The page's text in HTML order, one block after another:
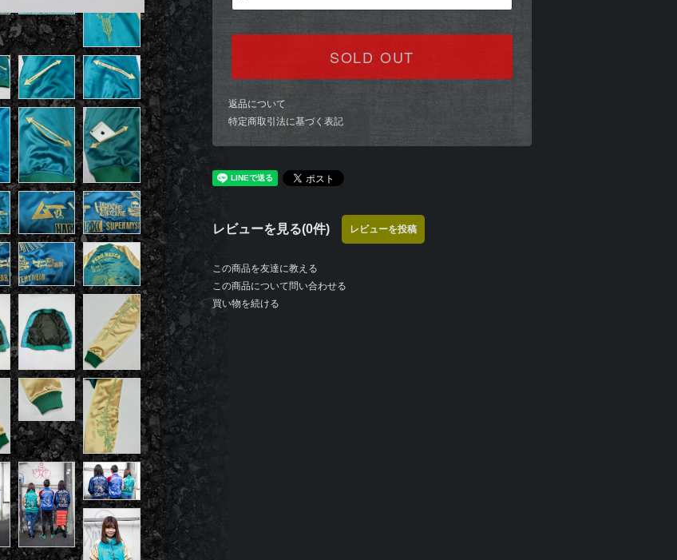
SOLD OUT
返品について
特定商取引法に基づく表記
レビューを見る(0件) レビューを投稿
この商品を友達に教える
この商品について問い合わせる
買い物を続ける